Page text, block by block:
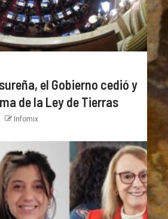
el Gobierno cedió y
de la Ley de Tierras
Infomix